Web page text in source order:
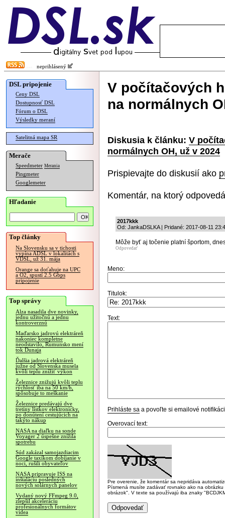
neprihlásený
DSL pripojenie
Ceny DSL
Dostupnosť DSL
Fórum o DSL
Výsledky meraní
Satelitná mapa SR
Merače
Speedmeter Merania
Pingmeter
Googlemeter
Hľadanie
Top články
Na Slovensku sa v tichosti
vypína ADSL v lokalitách s
VDSL, už 31. mája
Orange sa doťahuje na UPC
a O2, spustí 2.5 Gbps
pripojenie
Top správy
Alza nasadila dve novinky,
jednu užitočnú a jednu
kontroverznú
Maďarsko jadrovú elektráreň
nakoniec kompletne
neodstavilo, Rumunsko mení
tok Dunaja
Ďalšia jadrová elektráreň
južne od Slovenska musela
kvôli teplu znížiť výkon
Železnice znižujú kvôli teplu
rýchlosť iba na 50 km/h,
spôsobuje to meškanie
Železnice predávajú dve
tretiny lístkov elektronicky,
po donútení cestujúcich na
takýto nákup
NASA na diaľku na sonde
Voyager 2 úspešne znížila
spotrebu
Súd zakázal samojazdiacim
Google taxíkom dobíjanie v
noci, rušili obyvateľov
NASA pripravuje ISS na
inštaláciu posledných
nových solárnych panelov
Vydaný nový FFmpeg 9.0,
zlepšil akceleráciu
profesionálnych formátov
videa
V počítačových
na normálnych
Diskusia k článku: V
normálnych OH, už v 2024
Prispievajte do diskusií ako
Komentár, na ktorý
2017kkk
Od: JankaDSLKA | Pridané: 2017-08-11
Môže byť aj točenie platní športom,
Odpovedať
Meno:
Titulok:
Text:
Prihláste sa a povoľte si emailové
Overovací text:
Pre overenie, že komentár sa nepridáva
Písmená musíte zadávať rovnako ako na
obrázok". V texte sa používajú iba znaky